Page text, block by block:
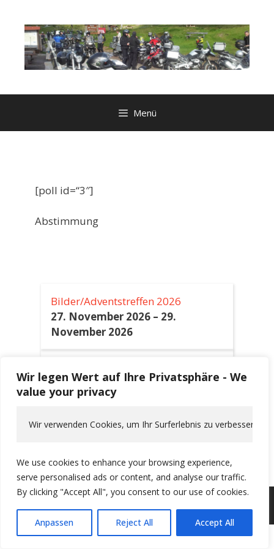
Wir legen Wert auf Ihre Privatsphäre - We
value your privacy
Wir verwenden Cookies, um Ihr Surferlebnis zu verbessern,
We use cookies to enhance your browsing experience,
serve personalised ads or content, and analyse our traffic.
By clicking "Accept All", you consent to our use of cookies.
Anpassen Reject All Accept All
Inhalt
springen
Menü
[poll id=“3″]
Abstimmung
Bilder/Adventstreffen 2026
27. November 2026 – 29.
November 2026
6. Mai 2027– 9. Mai 2027
10. Juni 2027– 19. Juni 2027